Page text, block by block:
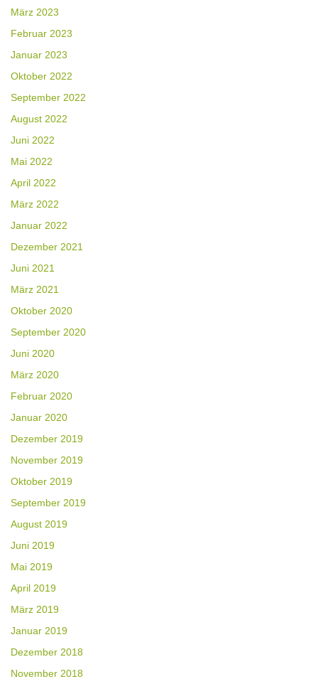
März 2023
Februar 2023
Januar 2023
Oktober 2022
September 2022
August 2022
Juni 2022
Mai 2022
April 2022
März 2022
Januar 2022
Dezember 2021
Juni 2021
März 2021
Oktober 2020
September 2020
Juni 2020
März 2020
Februar 2020
Januar 2020
Dezember 2019
November 2019
Oktober 2019
September 2019
August 2019
Juni 2019
Mai 2019
April 2019
März 2019
Januar 2019
Dezember 2018
November 2018